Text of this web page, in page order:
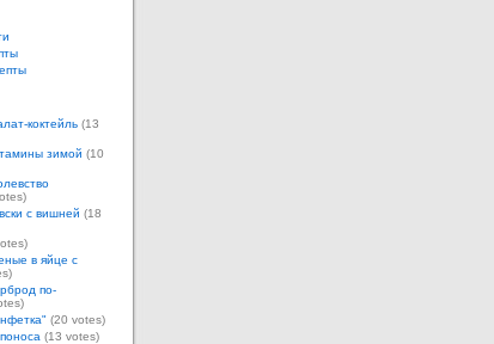
коктейль (13
зимой (10
с вишней (18
в яйце с
по-
(20 votes)
(13 votes)